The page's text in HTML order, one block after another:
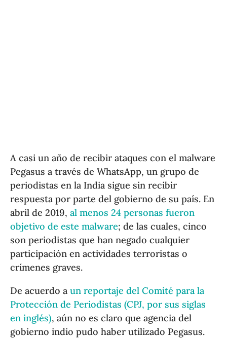
A casi un año de recibir ataques con el malware
Pegasus a través de WhatsApp, un grupo de
periodistas en la India sigue sin recibir
respuesta por parte del gobierno de su país. En
abril de 2019,al menos 24 personas fueron
objetivo de este malware; de las cuales, cinco
son periodistas que han negado cualquier
participación en actividades terroristas o
crímenes graves.
De acuerdo aun reportaje del Comité para la
Protección de Periodistas (CPJ, por sus siglas
en inglés), aún no es claro que agencia del
gobierno indio pudo haber utilizado Pegasus.